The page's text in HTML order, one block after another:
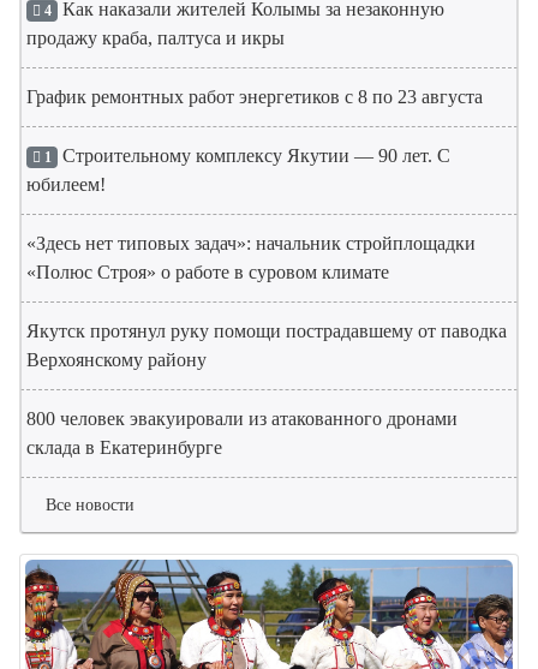
4 Как наказали жителей Колымы за незаконную
продажу краба, палтуса и икры
График ремонтных работ энергетиков с 8 по 23 августа
1 Строительному комплексу Якутии — 90 лет. С
юбилеем!
«Здесь нет типовых задач»: начальник стройплощадки
«Полюс Строя» о работе в суровом климате
Якутск протянул руку помощи пострадавшему от паводка
Верхоянскому району
800 человек эвакуировали из атакованного дронами
склада в Екатеринбурге
Все новости